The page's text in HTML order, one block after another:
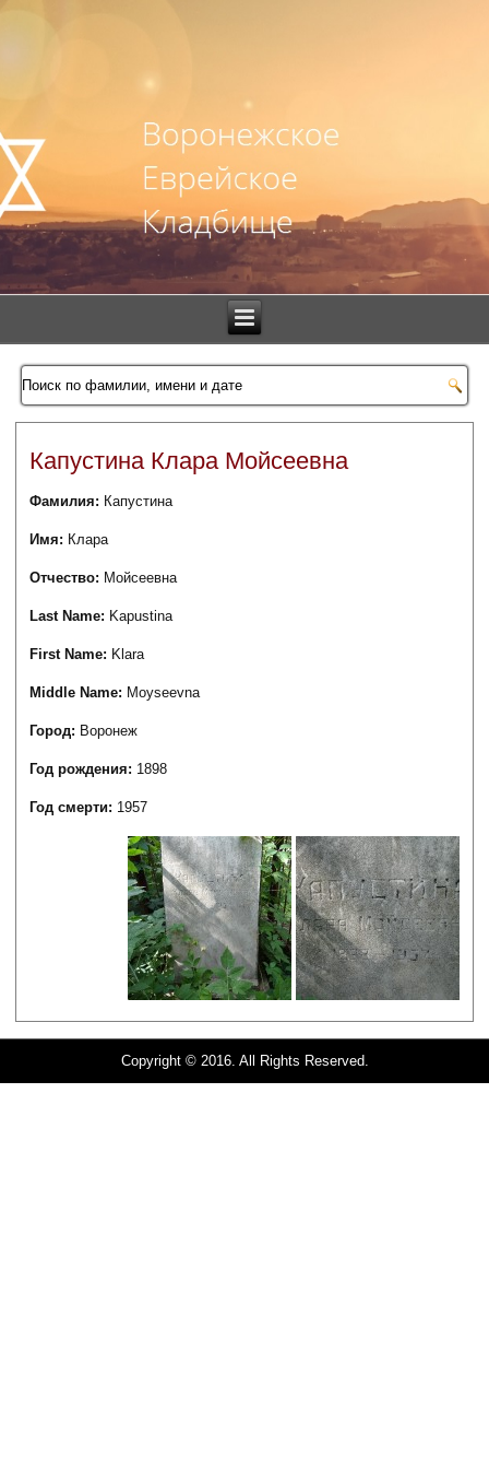
Капустина Клара Мойсеевна
Фамилия: Капустина
Имя: Клара
Отчество: Мойсеевна
Last Name: Kapustina
First Name: Klara
Middle Name: Moyseevna
Город: Воронеж
Год рождения: 1898
Год смерти: 1957
Copyright © 2016. All Rights Reserved.